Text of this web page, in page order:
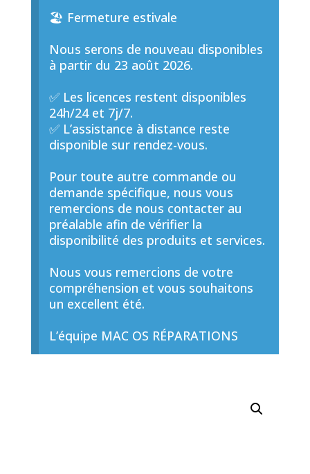
🏖️ Fermeture estivale
Nous serons de nouveau disponibles
à partir du 23 août 2026.
✅ Les licences restent disponibles
24h/24 et 7j/7.
✅ L’assistance à distance reste
disponible sur rendez-vous.
Pour toute autre commande ou
demande spécifique, nous vous
remercions de nous contacter au
préalable afin de vérifier la
disponibilité des produits et services.
Nous vous remercions de votre
compréhension et vous souhaitons
un excellent été.
L’équipe MAC OS RÉPARATIONS